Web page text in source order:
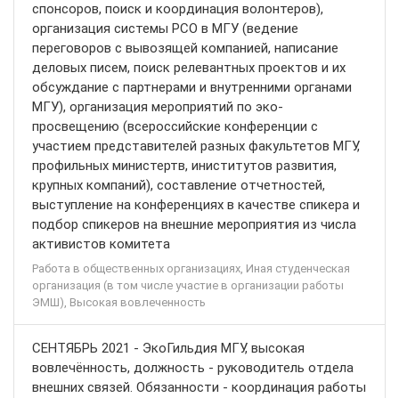
спонсоров, поиск и координация волонтеров),
организация системы РСО в МГУ (ведение
переговоров с вывозящей компанией, написание
деловых писем, поиск релевантных проектов и их
обсуждание с партнерами и внутренними органами
МГУ), организация мероприятий по эко-
просвещению (всероссийские конференции с
участием представителей разных факультетов МГУ,
профильных министертв, иниститутов развития,
крупных компаний), составление отчетностей,
выступление на конференциях в качестве спикера и
подбор спикеров на внешние мероприятия из числа
активистов комитета
Работа в общественных организациях, Иная студенческая
организация (в том числе участие в организации работы
ЭМШ), Высокая вовлеченность
СЕНТЯБРЬ 2021 - ЭкоГильдия МГУ, высокая
вовлечённость, должность - руководитель отдела
внешних связей. Обязанности - координация работы